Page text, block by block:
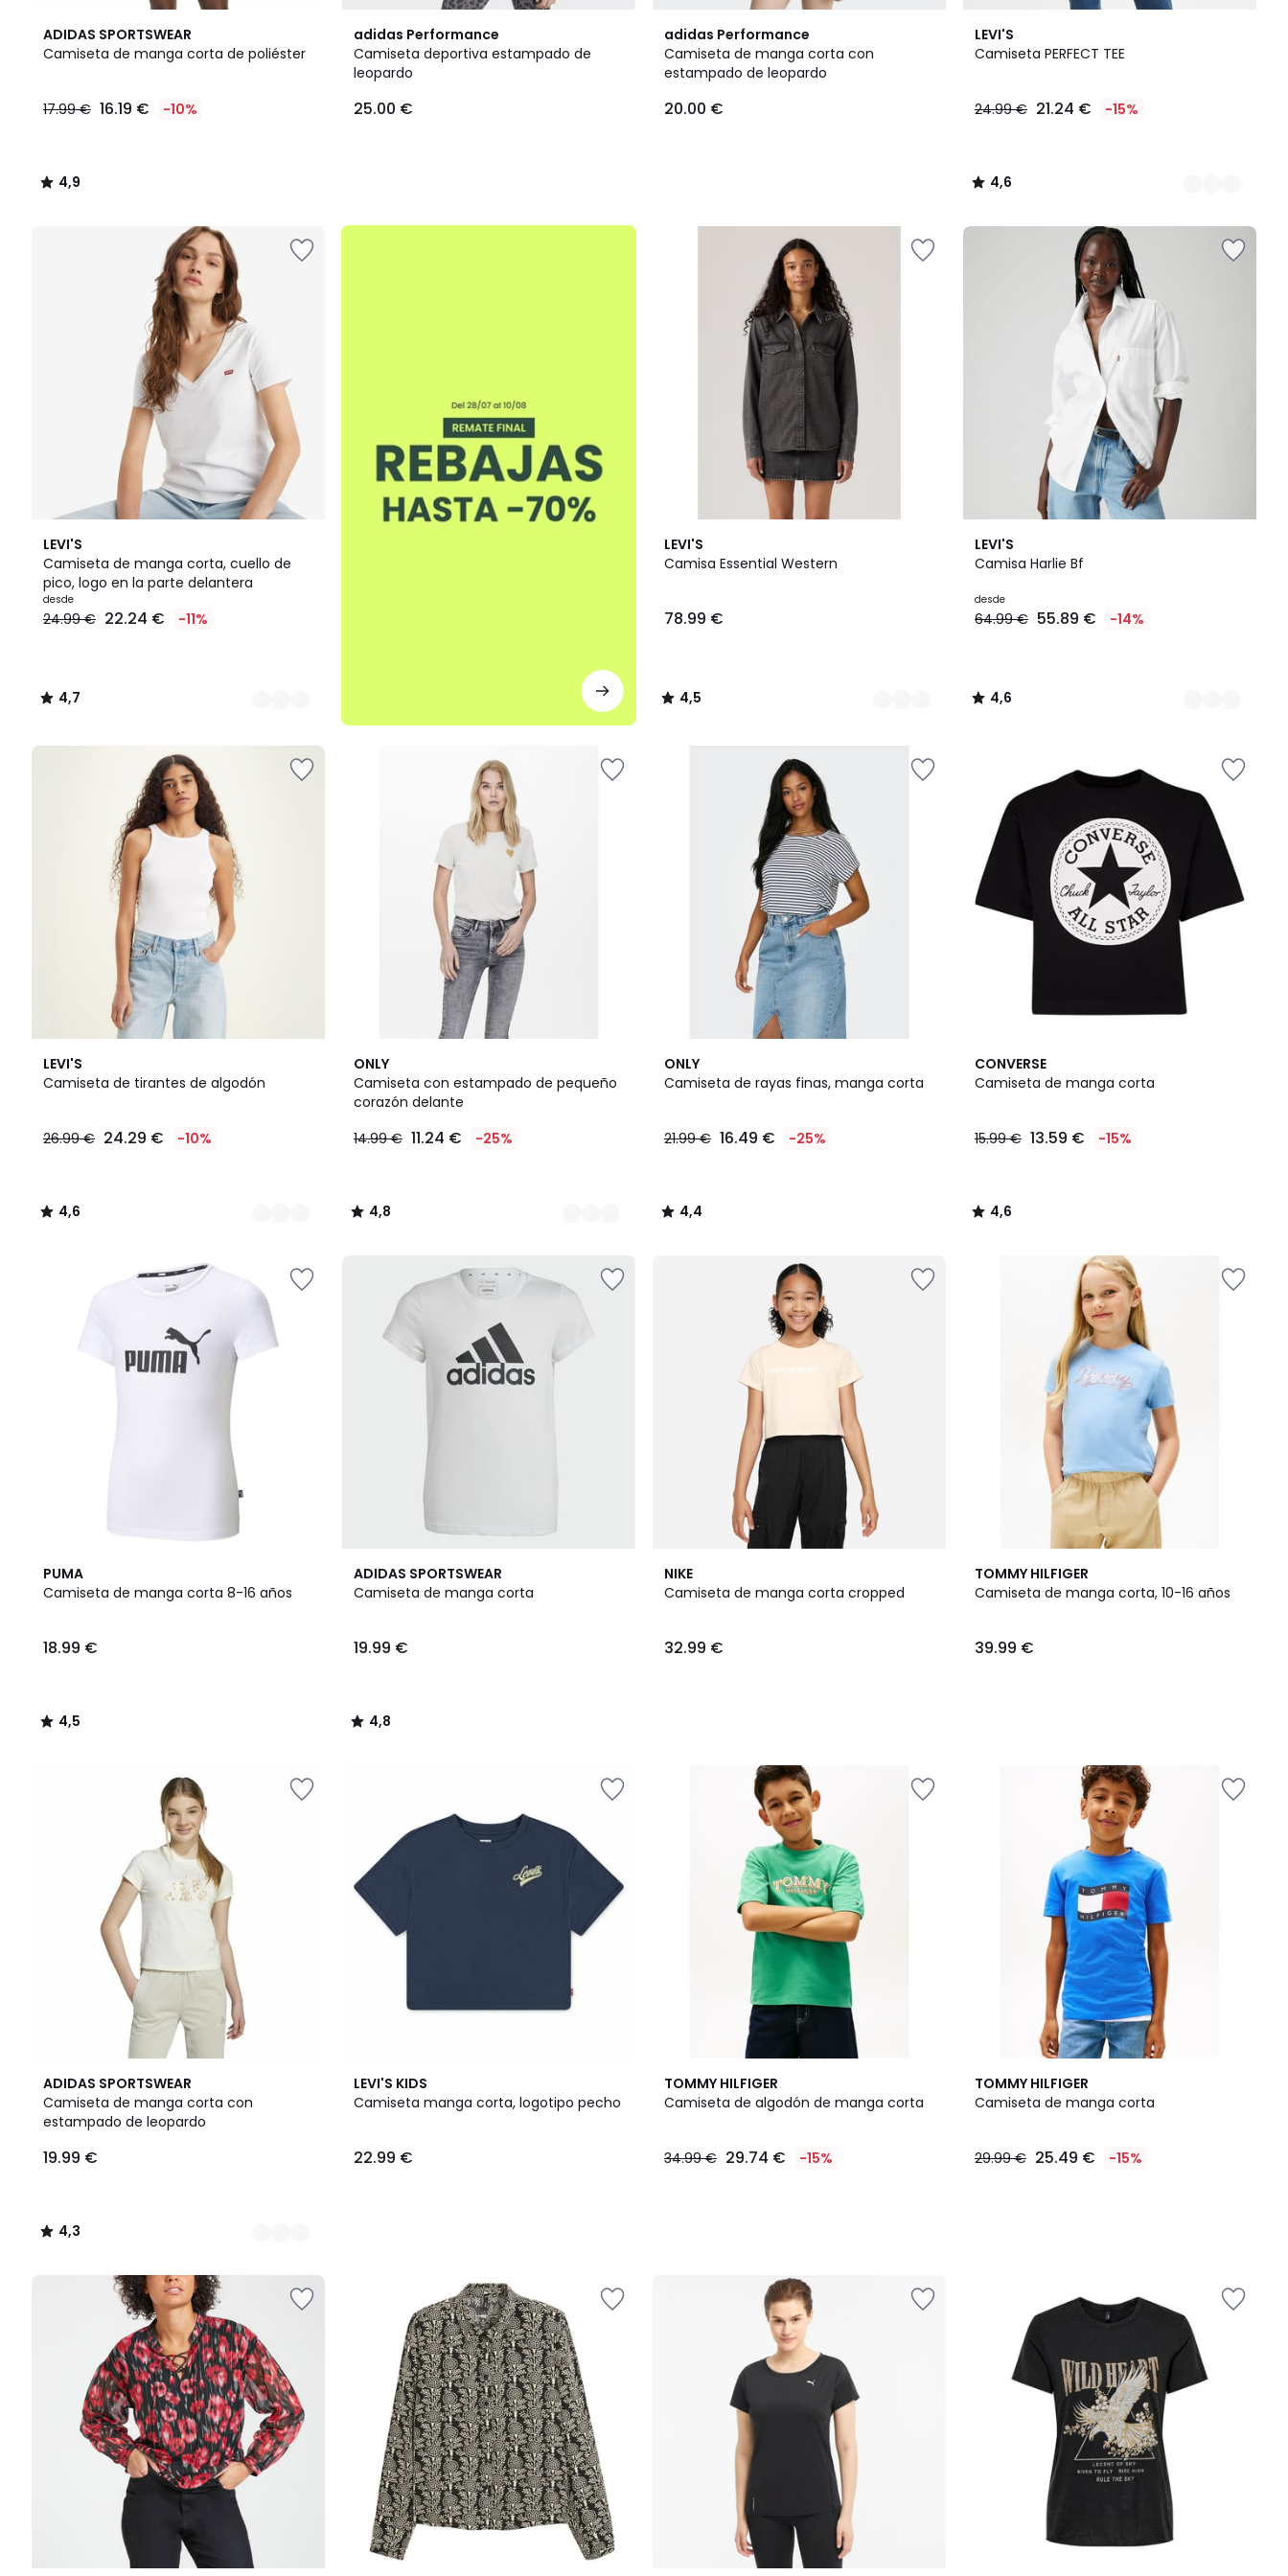
ADIDAS SPORTSWEAR
Camiseta de manga corta de poliéster
€
17.99
17.99 € 16.19 € -10%
4,9
/ 5
4,9
/
adidas Performance
Camiseta deportiva estampado de
leopardo
25.00 €
adidas Performance
Camiseta de manga corta con
estampado de leopardo
20.00 €
LEVI'S
Camiseta PERFECT TEE
24.99 € 21.24 € -15%
4,6
/ 5
2
Colores
4,6
/
LEVI'S
Camiseta de manga corta, cuello de
pico, logo en la parte delantera
desde
24.99 € 22.24 € -11%
4,7
/ 5
2
Colores
4,7
/
.
LEVI'S
Camisa Essential Western
78.99 €
4,5
/ 5
2
Colores
4,5
/
LEVI'S
Camisa Harlie Bf
desde
64.99 € 55.89 € -14%
4,6
/ 5
2
Colores
4,6
/
LEVI'S
Camiseta de tirantes de algodón
26.99 € 24.29 € -10%
4,6
/ 5
2
Colores
4,6
/
ONLY
Camiseta con estampado de pequeño
corazón delante
14.99 € 11.24 € -25%
4,8
/ 5
3
Colores
4,8
/
ONLY
Camiseta de rayas finas, manga corta
21.99 € 16.49 € -25%
4,4
/ 5
4,4
/
CONVERSE
Camiseta de manga corta
15.99 € 13.59 € -15%
4,6
/ 5
4,6
/
PUMA
Camiseta de manga corta 8-16 años
18.99 €
4,5
/ 5
4,5
/
ADIDAS SPORTSWEAR
Camiseta de manga corta
19.99 €
4,8
/ 5
4,8
/
NIKE
Camiseta de manga corta cropped
32.99 €
TOMMY HILFIGER
Camiseta de manga corta, 10-16 años
39.99 €
ADIDAS SPORTSWEAR
Camiseta de manga corta con
estampado de leopardo
19.99 €
4,3
/ 5
2
Colores
4,3
/
LEVI'S KIDS
Camiseta manga corta, logotipo pecho
22.99 €
TOMMY HILFIGER
Camiseta de algodón de manga corta
34.99 € 29.74 € -15%
TOMMY HILFIGER
Camiseta de manga corta
29.99 € 25.49 € -15%